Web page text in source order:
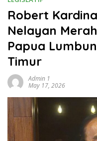
Robert
Nelayan
Papua
Timur
Admin 1
May 17, 2026